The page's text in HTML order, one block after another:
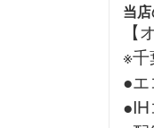
当
【
※
●